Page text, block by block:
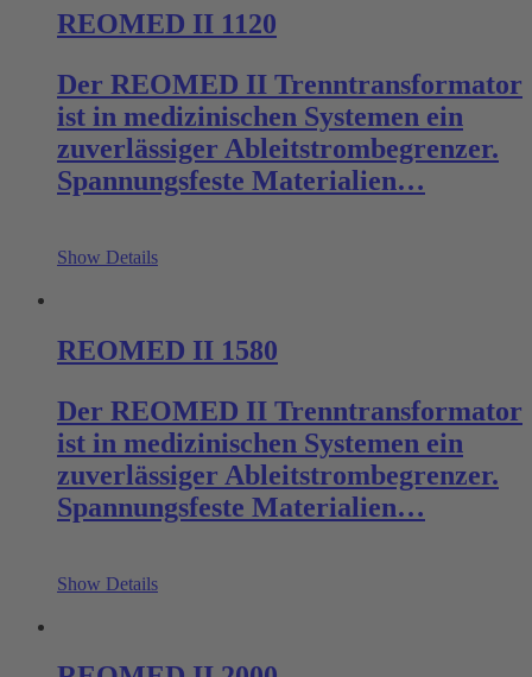
REOMED II 1120
Der REOMED II Trenntransformator
ist in medizinischen Systemen ein
zuverlässiger Ableitstrombegrenzer.
Spannungsfeste Materialien…
Show Details
REOMED II 1580
Der REOMED II Trenntransformator
ist in medizinischen Systemen ein
zuverlässiger Ableitstrombegrenzer.
Spannungsfeste Materialien…
Show Details